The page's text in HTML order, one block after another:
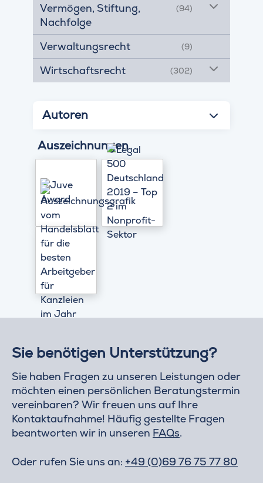
Vermögen, Stiftung,
Nachfolge
(94)
Verwaltungsrecht (9)
Wirtschaftsrecht (302)
Autoren
Auszeichnungen
Sie benötigen Unterstützung?
Sie haben Fragen zu unseren Leistungen oder
möchten einen persönlichen Beratungstermin
vereinbaren? Wir freuen uns auf Ihre
Kontaktaufnahme! Häufig gestellte Fragen
beantworten wir in unseren FAQs.
Oder rufen Sie uns an: +49 (0)69 76 75 77 80